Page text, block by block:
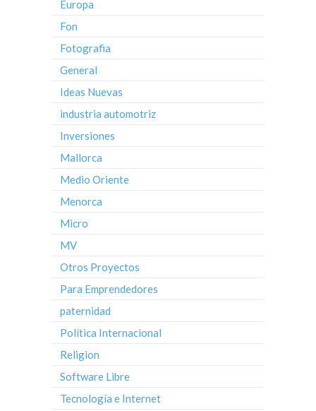
Europa
Fon
Fotografia
General
Ideas Nuevas
industria automotriz
Inversiones
Mallorca
Medio Oriente
Menorca
Micro
MV
Otros Proyectos
Para Emprendedores
paternidad
Política Internacional
Religion
Software Libre
Tecnología e Internet